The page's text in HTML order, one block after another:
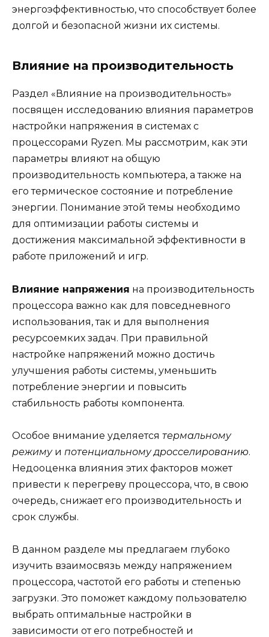
энергоэффективностью, что способствует более
долгой и безопасной жизни их системы.
Влияние на производительность
Раздел «Влияние на производительность»
посвящен исследованию влияния параметров
настройки напряжения в системах с
процессорами Ryzen. Мы рассмотрим, как эти
параметры влияют на общую
производительность компьютера, а также на
его термическое состояние и потребление
энергии. Понимание этой темы необходимо
для оптимизации работы системы и
достижения максимальной эффективности в
работе приложений и игр.
Влияние напряжения на производительность
процессора важно как для повседневного
использования, так и для выполнения
ресурсоемких задач. При правильной
настройке напряжений можно достичь
улучшения работы системы, уменьшить
потребление энергии и повысить
стабильность работы компонента.
Особое внимание уделяется термальному
режимуи потенциальному дросселированию.
Недооценка влияния этих факторов может
привести к перегреву процессора, что, в свою
очередь, снижает его производительность и
срок службы.
В данном разделе мы предлагаем глубоко
изучить взаимосвязь между напряжением
процессора, частотой его работы и степенью
загрузки. Это поможет каждому пользователю
выбрать оптимальные настройки в
зависимости от его потребностей и